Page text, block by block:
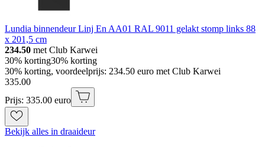
Lundia binnendeur Linj En AA01 RAL 9011 gelakt stomp links 88
x 201,5 cm
234.50 met Club Karwei
30% korting30% korting
30% korting, voordeelprijs: 234.50 euro met Club Karwei
335.00
Prijs: 335.00 euro
Bekijk alles in draaideur